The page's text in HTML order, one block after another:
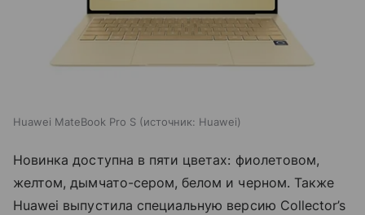
Huawei MateBook Pro S источник: Huawei
Новинка доступна в пяти цветах: фиолетовом,
желтом, дымчато-сером, белом и черном. Также
Huawei выпустила специальную версию Collector’s